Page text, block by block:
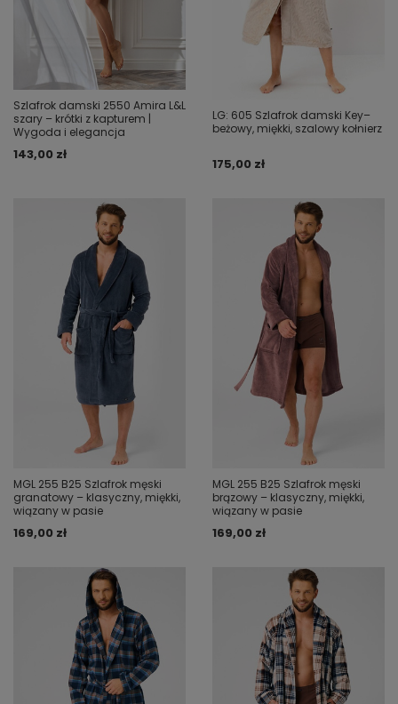
Szlafrok damski 2550 Amira L&L
szary – krótki z kapturem |
Wygoda i elegancja
143,00 zł
LG: 605 Szlafrok damski Key–
beżowy, miękki, szalowy kołnierz
175,00 zł
MGL 255 B25 Szlafrok męski
granatowy – klasyczny, miękki,
wiązany w pasie
169,00 zł
MGL 255 B25 Szlafrok męski
brązowy – klasyczny, miękki,
wiązany w pasie
169,00 zł